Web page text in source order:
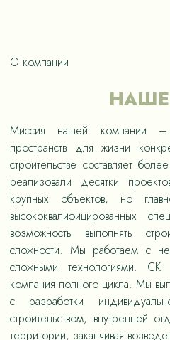
О компании
Миссия нашей компании –
пространств для жизни
строительстве составляет
реализовали десятки
крупных объектов, но
высококвалифицированных
возможность выполнять
сложности. Мы работаем с
сложными технологиями. СК
компания полного цикла. Мы
с разработки
строительством, внутренней
территории, заканчивая